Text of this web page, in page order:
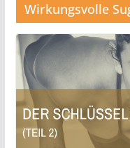
Wirkungsvolle